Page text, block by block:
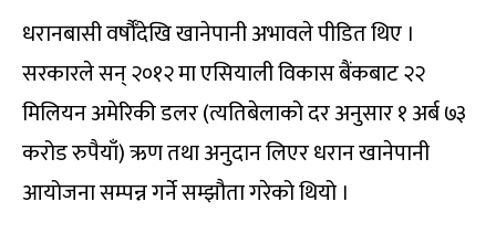
धरानबासी वर्षौँदेखि खानेपानी अभावले पीडित थिए ।
सरकारले सन् २०१२ मा एसियाली विकास बैंकबाट २२
मिलियन अमेरिकी डलर (त्यतिबेलाको दर अनुसार १ अर्ब ७३
करोड रुपैयाँ) ऋण तथा अनुदान लिएर धरान खानेपानी
आयोजना सम्पन्न गर्ने सम्झौता गरेको थियो ।